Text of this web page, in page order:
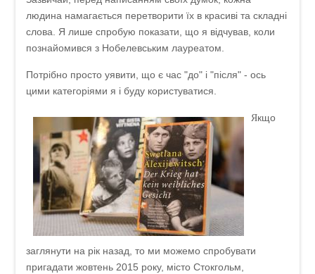
людина намагається перетворити їх в красиві та складні
слова. Я лише спробую показати, що я відчував, коли
познайомився з Нобелевським лауреатом.
Потрібно просто уявити, що є час "до" і "після" - ось
цими категоріями я і буду користуватися.
Якщо
заглянути на рік назад, то ми можемо спробувати
пригадати жовтень 2015 року, місто Стокгольм,